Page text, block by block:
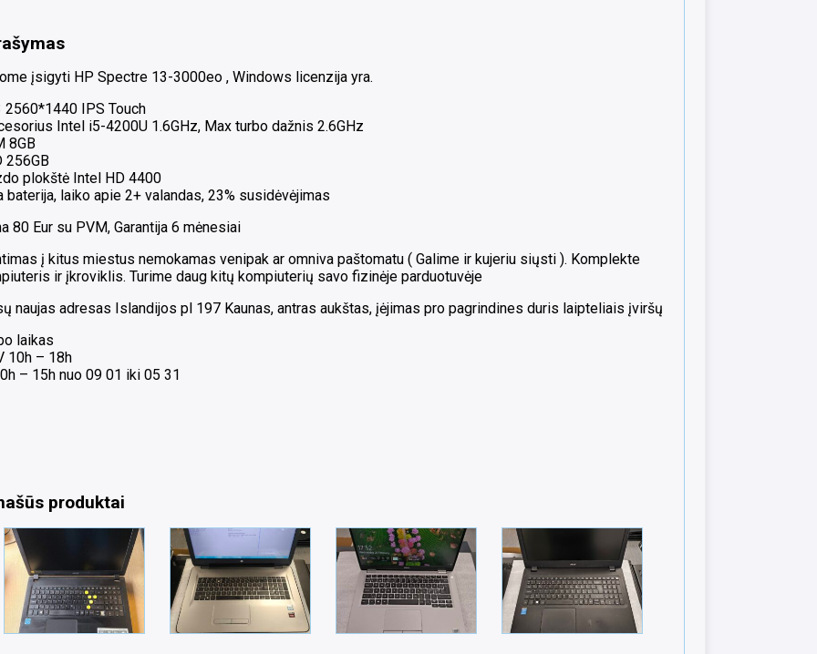
įsigyti HP Spectre 13-3000eo , Windows licenzija yra.
2560*1440 IPS Touch
Intel i5-4200U 1.6GHz, Max turbo dažnis 2.6GHz
8GB
256GB
plokštė Intel HD 4400
baterija, laiko apie 2+ valandas, 23% susidėvėjimas
80 Eur su PVM, Garantija 6 mėnesiai
į kitus miestus nemokamas venipak ar omniva paštomatu ( Galime ir kujeriu siųsti ). Komplekte
ir įkroviklis. Turime daug kitų kompiuterių savo fizinėje parduotuvėje
naujas adresas Islandijos pl 197 Kaunas, antras aukštas, įėjimas pro pagrindines duris laipteliais įviršų
laikas
10h – 18h
– 15h nuo 09 01 iki 05 31
produktai